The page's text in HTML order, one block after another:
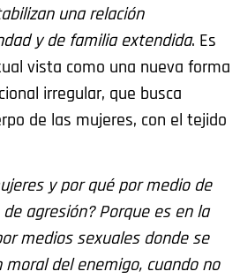
una relación
y de familia extendida. Es
vista como una nueva forma
irregular, que busca
de las mujeres, con el tejido
y por qué por medio de
agresión? Porque es en la
medios sexuales donde se
del enemigo, cuando no